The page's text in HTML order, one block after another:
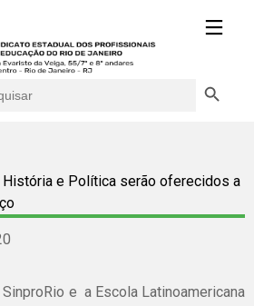
e Política serão oferecidos a
e a Escola Latinoamericana